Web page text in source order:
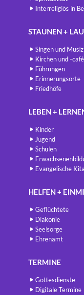
Interreligiös in
STAUNEN +
Singen und
Kirchen und -
Führungen
Erinnerungsorte
Friedhöfe
LEBEN +
Kinder
Jugend
Schulen
Evangelische
HELFEN +
Geflüchtete
Diakonie
Seelsorge
Ehrenamt
TERMINE
Gottesdienste
Digitale Termine